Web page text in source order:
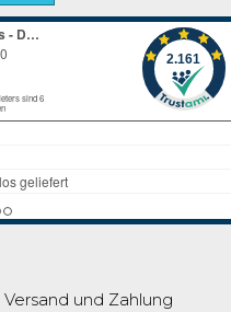
Versand und Zahlung